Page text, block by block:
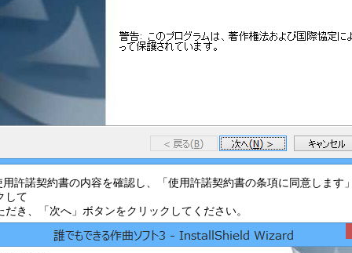
用許諾契約書の内容を確認し、「使用許諾契約書の条項に同意します
して
だき、「次へ」ボタンをクリックしてください。